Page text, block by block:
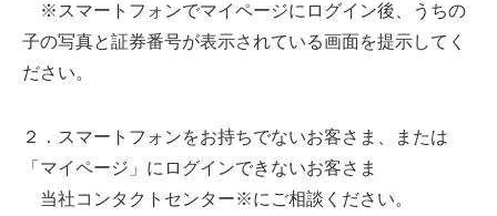
※スマートフォンでマイページにログイン後、うちの
子の写真と証券番号が表示されている画面を提示してく
ださい。
２．スマートフォンをお持ちでないお客さま、または
「マイページ」にログインできないお客さま
当社コンタクトセンター※にご相談ください。